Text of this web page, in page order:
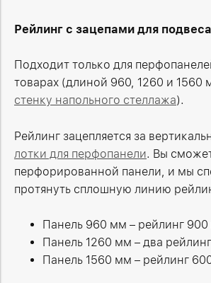
Рейлинг с зацепами для
Подходит только для
товарах (длиной 960, 1260 и 1560
стенку напольного стеллажа).
Рейлинг зацепляется за
лотки для перфопанели. Вы
перфорированной панели, и мы
протянуть сплошную линию
Панель 960 мм – рейлинг
Панель 1260 мм – два
Панель 1560 мм – рейлинг